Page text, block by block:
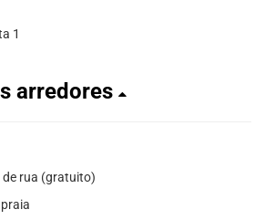
1
arredores
rua (gratuito)